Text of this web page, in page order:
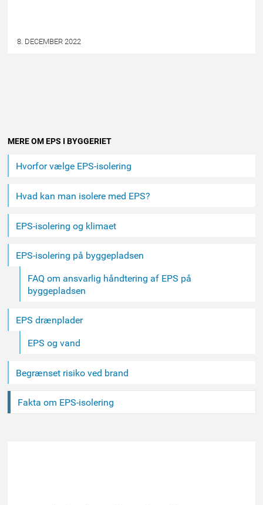
8. DECEMBER 2022
Andet
indhold
MERE OM EPS I BYGGERIET
Hvorfor vælge EPS-isolering
Hvad kan man isolere med EPS?
EPS-isolering og klimaet
EPS-isolering på byggepladsen
FAQ om ansvarlig håndtering af EPS på
byggepladsen
EPS drænplader
EPS og vand
Begrænset risiko ved brand
Fakta om EPS-isolering